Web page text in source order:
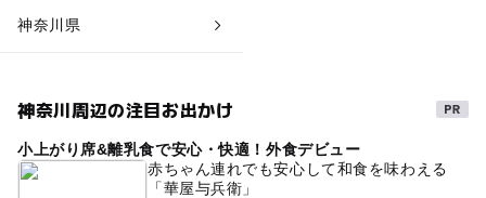
神奈川県
神奈川周辺の注目お出かけ
小上がり席&離乳食で安心・快適！外食デビュー
赤ちゃん連れでも安心して和食を味わえる
「華屋与兵衛」